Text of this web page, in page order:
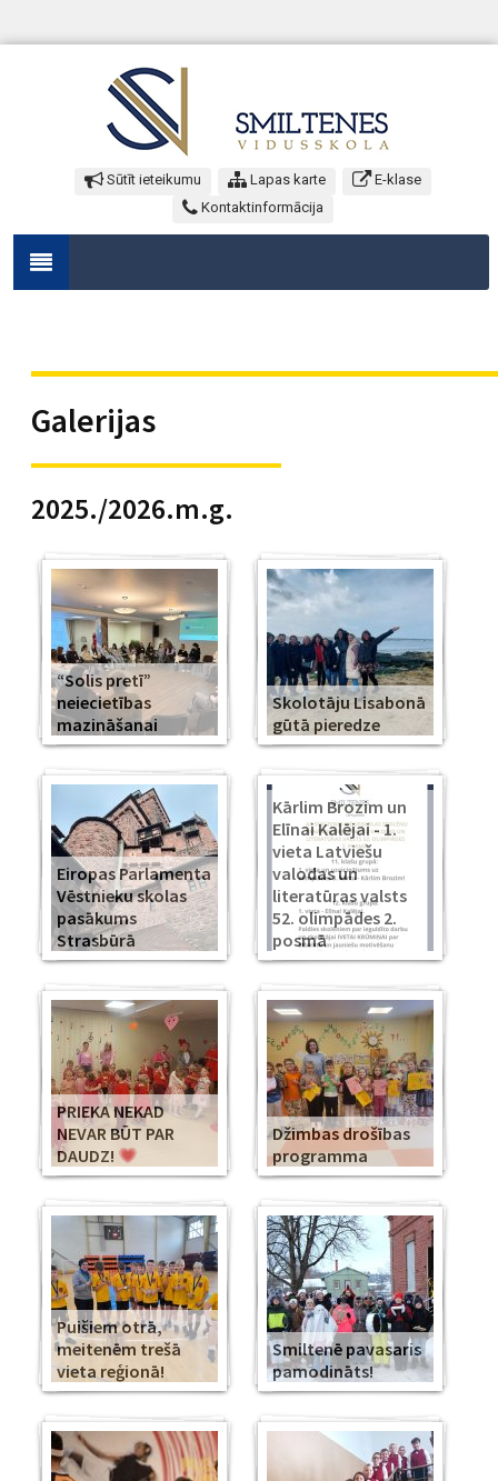
Sūtīt ieteikumu Lapas karte
E-klase
Kontaktinformācija
Galerijas
2025./2026.m.g.
“Solis pretī”
neiecietības
mazināšanai
Skolotāju Lisabonā
gūtā pieredze
Eiropas Parlamenta
Vēstnieku skolas
pasākums
Strasbūrā
Kārlim Brozim un
Elīnai Kalējai - 1.
vieta Latviešu
valodas un
literatūras valsts
52. olimpādes 2.
posmā
PRIEKA NEKAD
NEVAR BŪT PAR
DAUDZ!
Džimbas drošības
programma
Puišiem otrā,
meitenēm trešā
vieta reģionā!
Smiltenē pavasaris
pamodināts!